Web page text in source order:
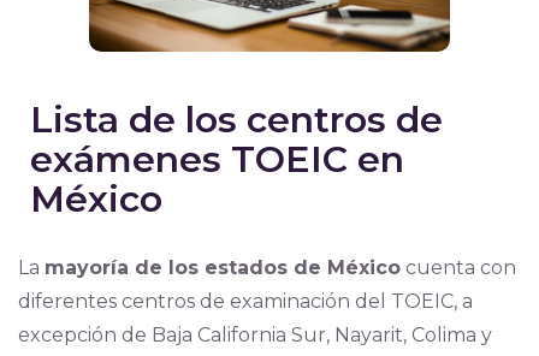
Lista de los centros de
exámenes TOEIC en
México
La mayoría de los estados de México cuenta con
diferentes centros de examinación del TOEIC, a
excepción de Baja California Sur, Nayarit, Colima y